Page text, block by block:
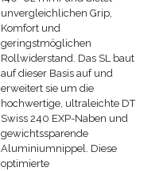
unvergleichlichen Grip,
Komfort und
geringstmöglichen
Rollwiderstand. Das SL baut
auf dieser Basis auf und
erweitert sie um die
hochwertige, ultraleichte DT
Swiss 240 EXP-Naben und
gewichtssparende
Aluminiumnippel. Diese
optimierte